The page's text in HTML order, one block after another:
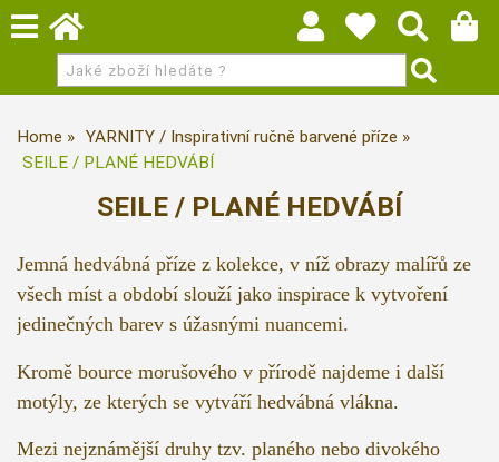
Home
YARNITY / Inspirativní ručně barvené příze
SEILE / PLANÉ HEDVÁBÍ
SEILE / PLANÉ HEDVÁBÍ
Jemná hedvábná příze z kolekce, v níž obrazy malířů ze
všech míst a období slouží jako inspirace k vytvoření
jedinečných barev s úžasnými nuancemi.
Kromě bource morušového v přírodě najdeme i další
motýly, ze kterých se vytváří hedvábná vlákna.
Mezi nejznámější druhy tzv. planého nebo divokého